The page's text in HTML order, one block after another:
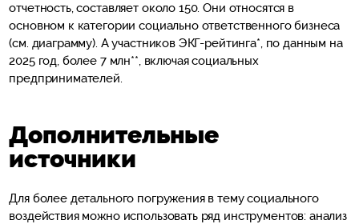
отчетность, составляет около 150. Они относятся в
основном к категории социально ответственного бизнеса
(см. диаграмму). А участников ЭКГ-рейтинга*, по данным на
2025 год, более 7 млн**, включая социальных
предпринимателей.
Дополнительные
источники
Для более детального погружения в тему социального
воздействия можно использовать ряд инструментов: анализ